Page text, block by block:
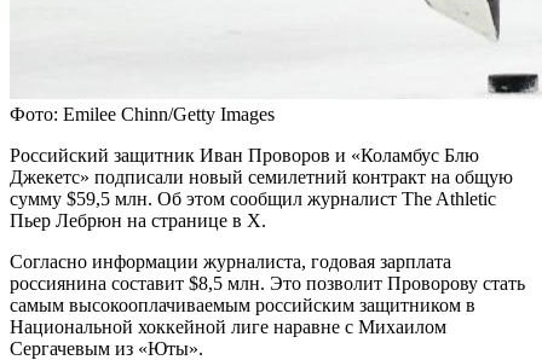
Фото: Emilee Chinn/Getty Images
Российский защитник Иван Проворов и «Коламбус Блю
Джекетс» подписали новый семилетний контракт на общую
сумму $59,5 млн. Об этом сообщил журналист The Athletic
Пьер Лебрюн на странице в X.
Согласно информации журналиста, годовая зарплата
россиянина составит $8,5 млн. Это позволит Проворову стать
самым высокооплачиваемым российским защитником в
Национальной хоккейной лиге наравне с Михаилом
Сергачевым из «Юты».